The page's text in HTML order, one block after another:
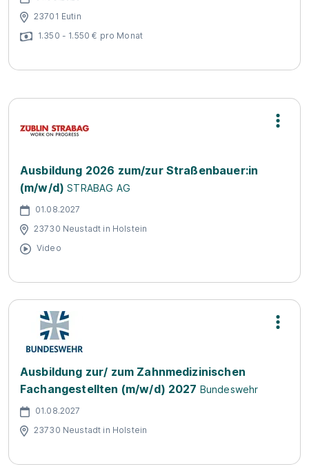
23701 Eutin
1.350 - 1.550 € pro Monat
Ausbildung 2026 zum/zur Straßenbauer:in
(m/w/d) STRABAG AG
01.08.2027
23730 Neustadt in Holstein
Video
Ausbildung zur/ zum Zahnmedizinischen
Fachangestellten (m/w/d) 2027 Bundeswehr
01.08.2027
23730 Neustadt in Holstein